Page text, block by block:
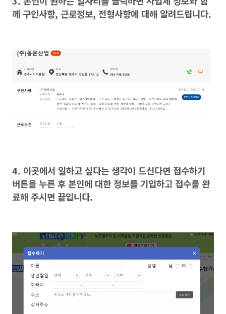
께 구인사항, 근로정보, 전형사항에 대해 알려드립니다.
4. 이곳에서 일하고 싶다는 생각이 드신다면 접수하기
버튼을 누른 후 본인에 대한 정보를 기입하고 접수를 완
료해 주시면 끝입니다.